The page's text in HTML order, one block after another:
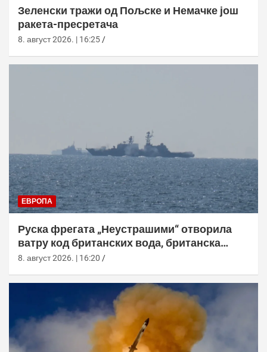
Зеленски тражи од Пољске и Немачке још
ракета-пресретача
8. август 2026. | 16:25
ЕВРОПА
Руска фрегата „Неустрашими“ отворила
ватру код британских вода, британска
морнарица појачала праћење
8. август 2026. | 16:20